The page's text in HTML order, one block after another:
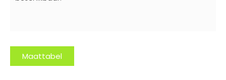
Maattabel